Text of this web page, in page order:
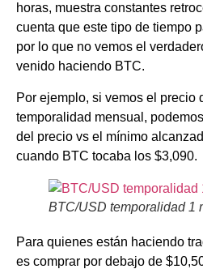
horas, muestra constantes
cuenta que este tipo de tiempo
por lo que no vemos el
venido haciendo BTC.
Por ejemplo, si vemos el precio
temporalidad mensual,
del precio vs el mínimo
cuando BTC tocaba los $3,090.
BTC/USD temporalidad 1
Para quienes están haciendo
es comprar por debajo de